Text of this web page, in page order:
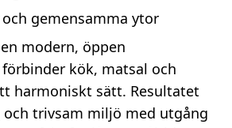
gemensamma ytor
modern, öppen
kök, matsal och
harmoniskt sätt. Resultatet
trivsam miljö med utgång